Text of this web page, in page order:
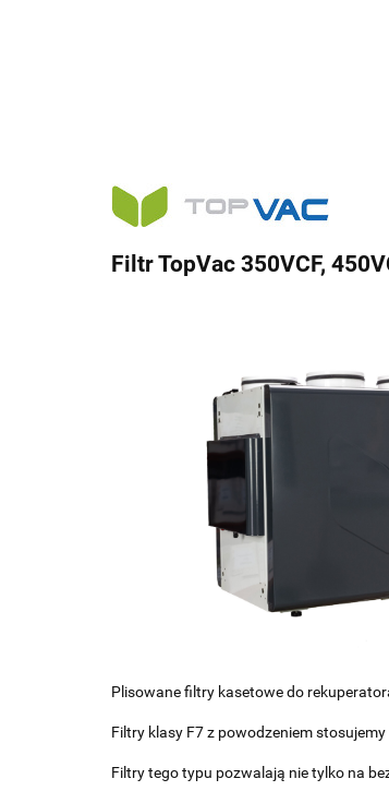
Filtr TopVac 350VCF,
Plisowane filtry kasetowe do
Filtry klasy F7 z powodzeniem
Filtry tego typu pozwalają nie tylko na